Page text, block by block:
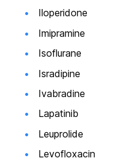
Iloperidone
Imipramine
Isoflurane
Isradipine
Ivabradine
Lapatinib
Leuprolide
Levofloxacin